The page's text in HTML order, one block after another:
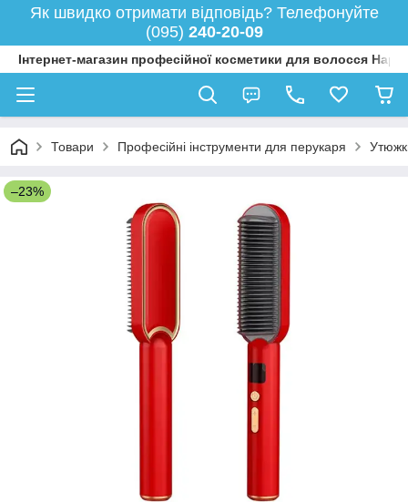
Як швидко отримати відповідь? Телефонуйте
(095) 240-20-09
Інтернет-магазин професійної косметики для волосся
Товари Професійні інструменти для перукаря
–23%